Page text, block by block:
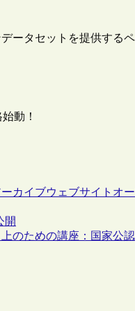
ータセットを提供する
動！
カイブウェブサイト オ
開
のための講座：国家公